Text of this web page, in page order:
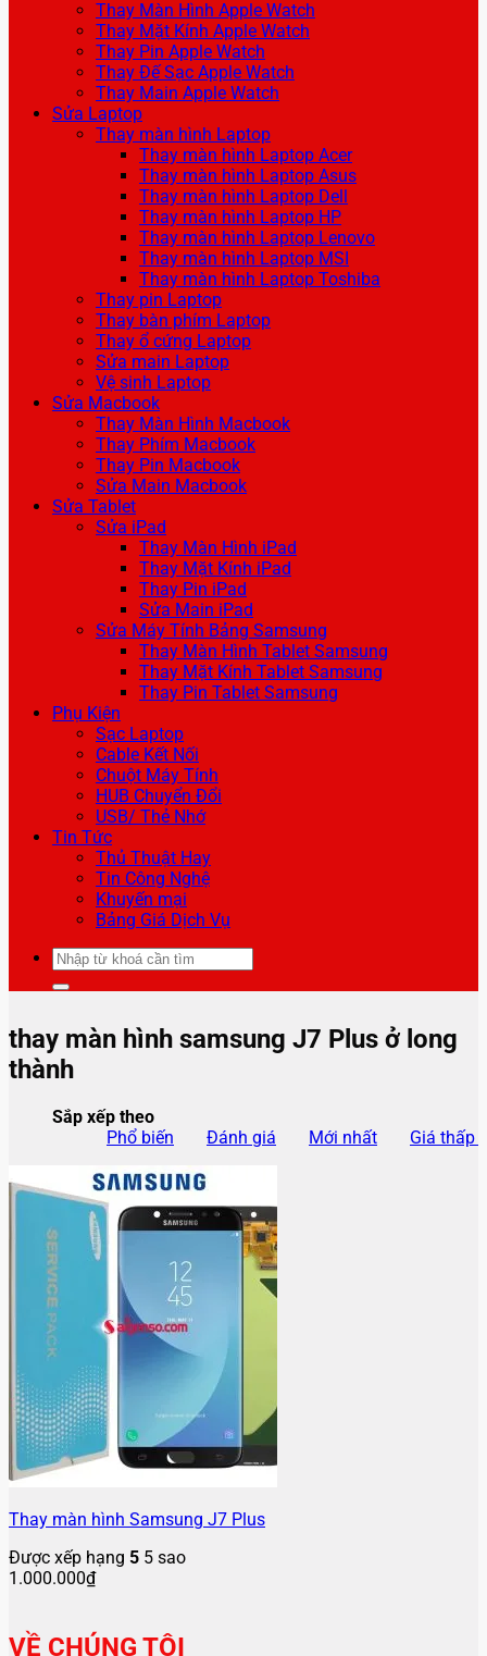
Thay Màn Hình Apple Watch
Thay Mặt Kính Apple Watch
Thay Pin Apple Watch
Thay Đế Sạc Apple Watch
Thay Main Apple Watch
Sửa Laptop
Thay màn hình Laptop
Thay màn hình Laptop Acer
Thay màn hình Laptop Asus
Thay màn hình Laptop Dell
Thay màn hình Laptop HP
Thay màn hình Laptop Lenovo
Thay màn hình Laptop MSI
Thay màn hình Laptop Toshiba
Thay pin Laptop
Thay bàn phím Laptop
Thay ổ cứng Laptop
Sửa main Laptop
Vệ sinh Laptop
Sửa Macbook
Thay Màn Hình Macbook
Thay Phím Macbook
Thay Pin Macbook
Sửa Main Macbook
Sửa Tablet
Sửa iPad
Thay Màn Hình iPad
Thay Mặt Kính iPad
Thay Pin iPad
Sửa Main iPad
Sửa Máy Tính Bảng Samsung
Thay Màn Hình Tablet Samsung
Thay Mặt Kính Tablet Samsung
Thay Pin Tablet Samsung
Phụ Kiện
Sạc Laptop
Cable Kết Nối
Chuột Máy Tính
HUB Chuyển Đổi
USB/ Thẻ Nhớ
Tin Tức
Thủ Thuật Hay
Tin Công Nghệ
Khuyến mại
Bảng Giá Dịch Vụ
Tìm
kiếm:
thay màn hình samsung J7 Plus ở long
thành
Sắp xếp theo
Phổ biến
Đánh giá Mới nhất Giá thấp
Thay màn hình Samsung J7 Plus
Được xếp hạng 5 5 sao
1.000.000₫
VỀ CHÚNG TÔI